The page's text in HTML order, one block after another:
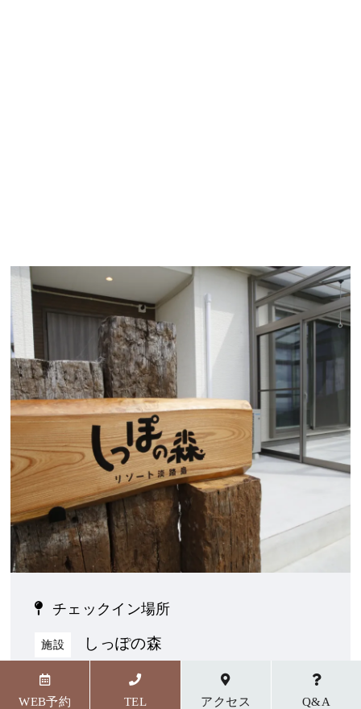
チェックイン場所
施設 しっぽの森
〒656-1727 兵庫県淡路市野島貴船23番地5
WEB予約
TEL アクセス Q&A